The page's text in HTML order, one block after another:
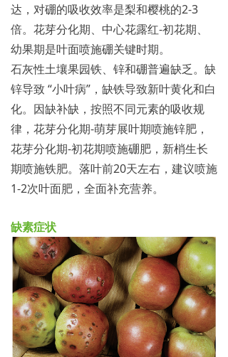
达，对硼的吸收效率是梨和樱桃的2-3
倍。花芽分化期、中心花露红-初花期、
幼果期是叶面喷施硼关键时期。
石灰性土壤果园铁、锌和硼普遍缺乏。缺
锌导致 “小叶病”，缺铁导致新叶黄化和白
化。因缺补缺，按照不同元素的吸收规
律，花芽分化期-萌芽展叶期喷施锌肥，
花芽分化期-初花期喷施硼肥，新梢生长
期喷施铁肥。落叶前20天左右，建议喷施
1-2次叶面肥，全面补充营养。
缺素症状